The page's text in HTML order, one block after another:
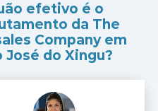
efetivo é o
da The
Company em
José do Xingu?